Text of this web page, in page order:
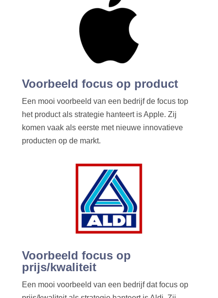
Voorbeeld focus op product
Een mooi voorbeeld van een bedrijf de focus top
het product als strategie hanteert is Apple. Zij
komen vaak als eerste met nieuwe innovatieve
producten op de markt.
Voorbeeld focus op
prijs/kwaliteit
Een mooi voorbeeld van een bedrijf dat focus op